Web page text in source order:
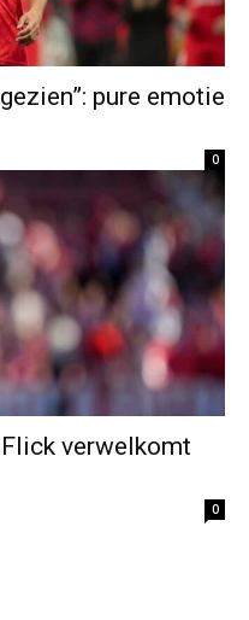
pure emotie
0
verwelkomt
0